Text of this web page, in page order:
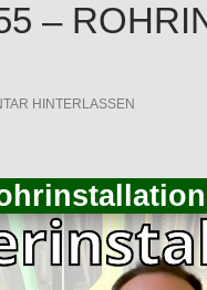
–
HINTERLASSEN